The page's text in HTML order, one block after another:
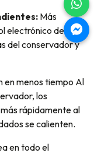
Más
electrónico de fácil
del conservador y
en menos tiempo Al
los
rápidamente al
se calienten.
en todo el